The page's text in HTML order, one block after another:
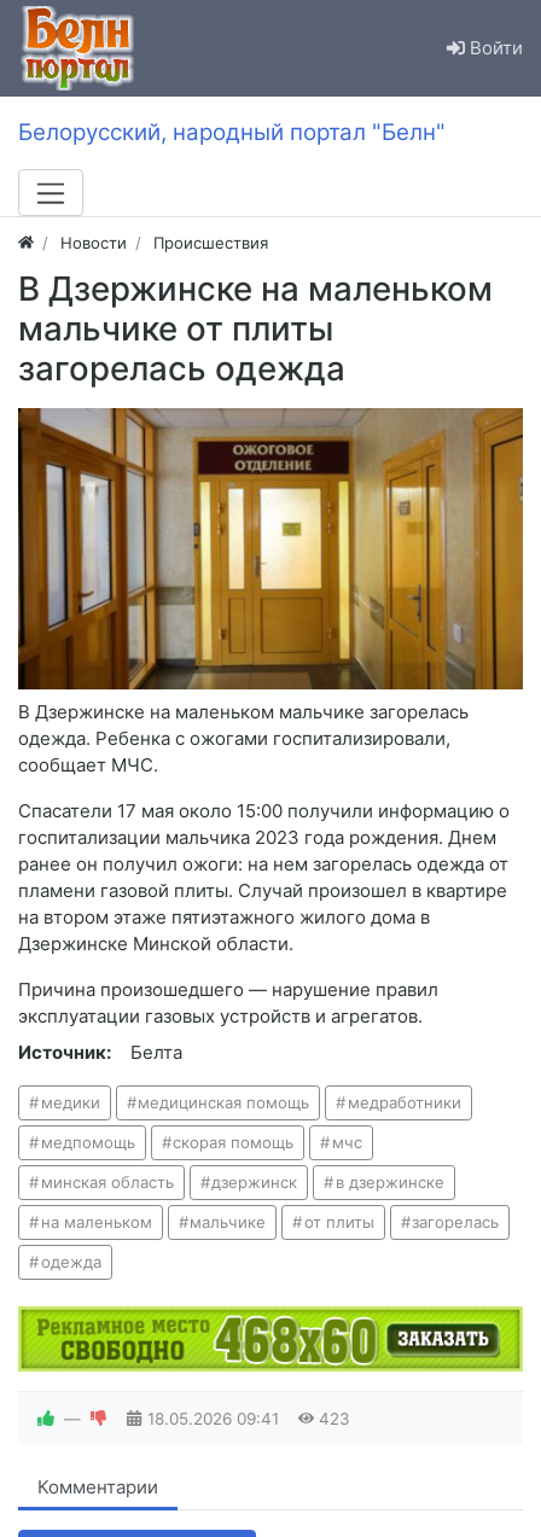
Войти
Белорусский, народный портал "Белн"
Новости Происшествия
В Дзержинске на маленьком
мальчике от плиты
загорелась одежда
В Дзержинске на маленьком мальчике загорелась
одежда. Ребенка с ожогами госпитализировали,
сообщает МЧС.
Спасатели 17 мая около 15:00 получили информацию о
госпитализации мальчика 2023 года рождения. Днем
ранее он получил ожоги: на нем загорелась одежда от
пламени газовой плиты. Случай произошел в квартире
на втором этаже пятиэтажного жилого дома в
Дзержинске Минской области.
Причина произошедшего — нарушение правил
эксплуатации газовых устройств и агрегатов.
Источник:
Белта
медики медицинская помощь медработники
медпомощь скорая помощь мчс
минская область дзержинск в дзержинске
на маленьком мальчике от плиты загорелась
одежда
— 18.05.2026 09:41 423
Комментарии